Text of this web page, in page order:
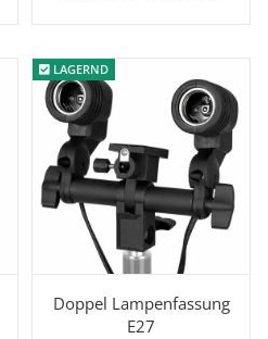
LAGERND
LAGERND
Doppel Lampenfassung
E27